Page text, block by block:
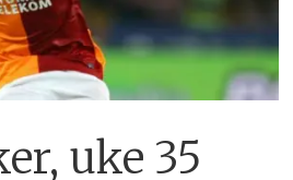
uke 35